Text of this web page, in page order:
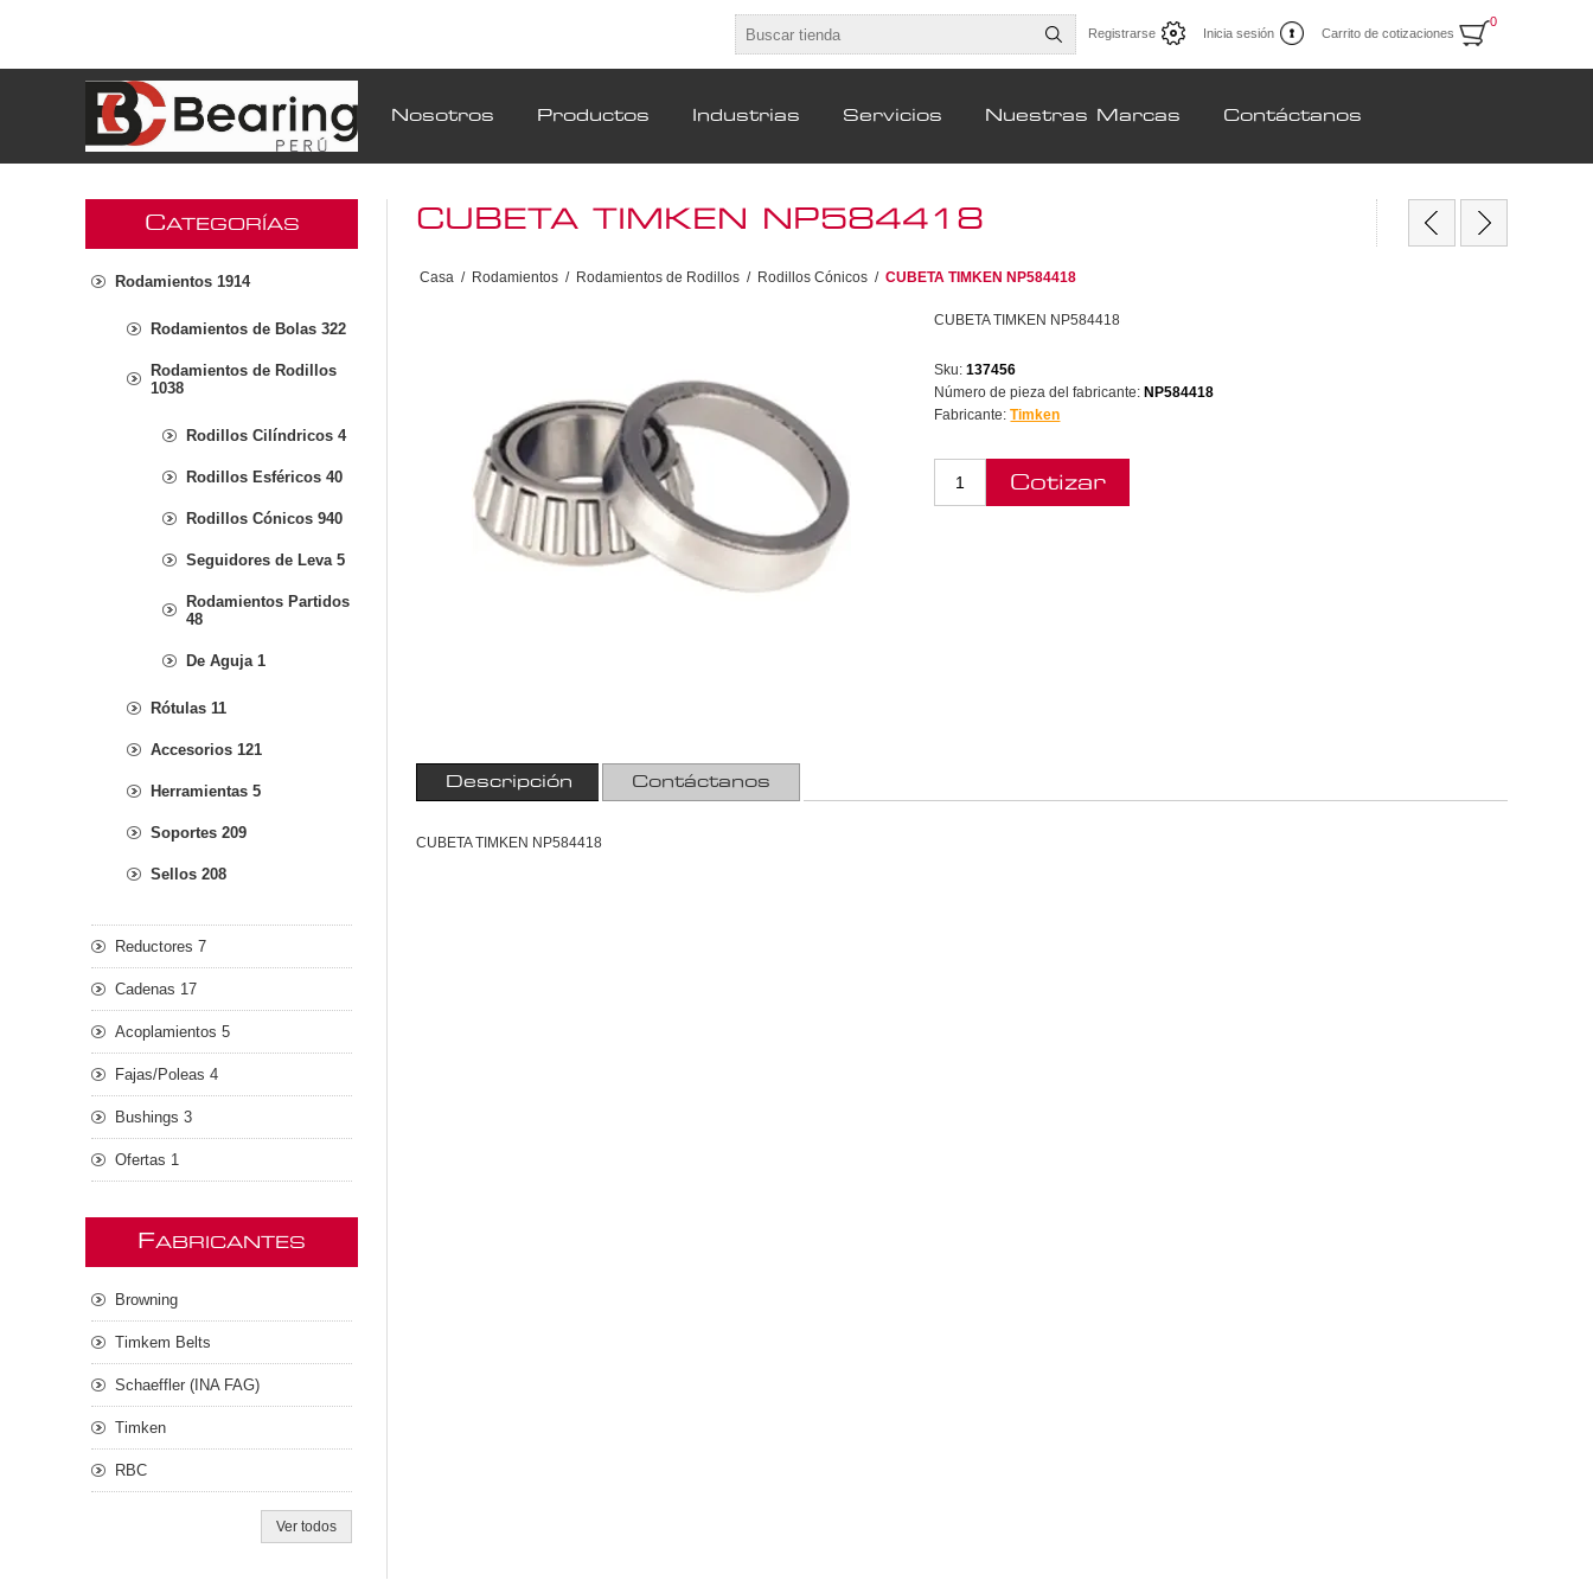
Registrarse Inicia sesión Carrito de cotizaciones
0
Nosotros Productos Industrias Servicios Nuestras Marcas Contáctanos
CUBETA TIMKEN NP584418
Casa / Rodamientos / Rodamientos de Rodillos / Rodillos Cónicos / CUBETA TIMKEN NP584418
CUBETA TIMKEN NP584418
Sku: 137456
Número de pieza del fabricante: NP584418
Fabricante: Timken
Descripción Contáctanos
CUBETA TIMKEN NP584418
CATEGORÍAS
Rodamientos 1914
Rodamientos de Bolas 322
Rodamientos de Rodillos
1038
Rodillos Cilíndricos 4
Rodillos Esféricos 40
Rodillos Cónicos 940
Seguidores de Leva 5
Rodamientos Partidos
48
De Aguja 1
Rótulas 11
Accesorios 121
Herramientas 5
Soportes 209
Sellos 208
Reductores 7
Cadenas 17
Acoplamientos 5
Fajas/Poleas 4
Bushings 3
Ofertas 1
FABRICANTES
Browning
Timkem Belts
Schaeffler (INA FAG)
Timken
RBC
Ver todos